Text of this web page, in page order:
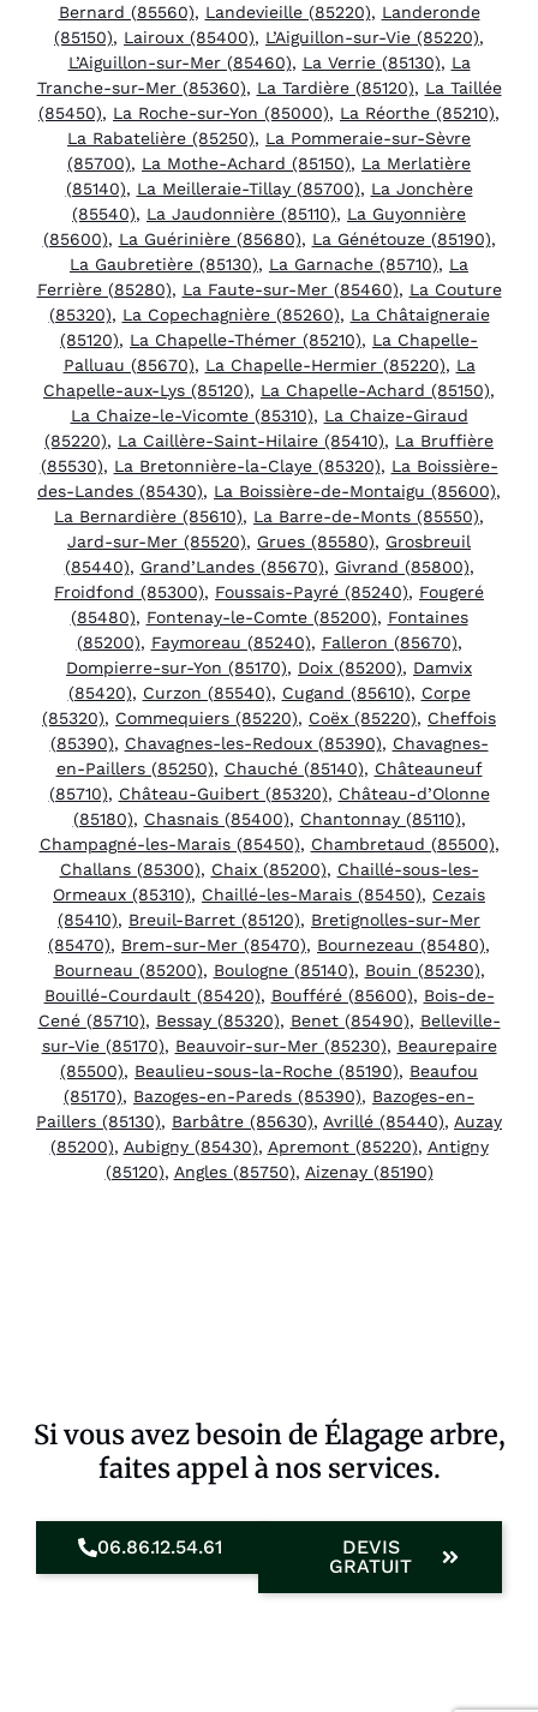
Bernard (85560), Landevieille (85220), Landeronde
(85150), Lairoux (85400), L’Aiguillon-sur-Vie (85220),
L’Aiguillon-sur-Mer (85460), La Verrie (85130), La
Tranche-sur-Mer (85360), La Tardière (85120), La Taillée
(85450), La Roche-sur-Yon (85000), La Réorthe (85210),
La Rabatelière (85250), La Pommeraie-sur-Sèvre
(85700), La Mothe-Achard (85150), La Merlatière
(85140), La Meilleraie-Tillay (85700), La Jonchère
(85540), La Jaudonnière (85110), La Guyonnière
(85600), La Guérinière (85680), La Génétouze (85190),
La Gaubretière (85130), La Garnache (85710), La
Ferrière (85280), La Faute-sur-Mer (85460), La Couture
(85320), La Copechagnière (85260), La Châtaigneraie
(85120), La Chapelle-Thémer (85210), La Chapelle-
Palluau (85670), La Chapelle-Hermier (85220), La
Chapelle-aux-Lys (85120), La Chapelle-Achard (85150),
La Chaize-le-Vicomte (85310), La Chaize-Giraud
(85220), La Caillère-Saint-Hilaire (85410), La Bruffière
(85530), La Bretonnière-la-Claye (85320), La Boissière-
des-Landes (85430), La Boissière-de-Montaigu (85600),
La Bernardière (85610), La Barre-de-Monts (85550),
Jard-sur-Mer (85520), Grues (85580), Grosbreuil
(85440), Grand’Landes (85670), Givrand (85800),
Froidfond (85300), Foussais-Payré (85240), Fougeré
(85480), Fontenay-le-Comte (85200), Fontaines
(85200), Faymoreau (85240), Falleron (85670),
Dompierre-sur-Yon (85170), Doix (85200), Damvix
(85420), Curzon (85540), Cugand (85610), Corpe
(85320), Commequiers (85220), Coëx (85220), Cheffois
(85390), Chavagnes-les-Redoux (85390), Chavagnes-
en-Paillers (85250), Chauché (85140), Châteauneuf
(85710), Château-Guibert (85320), Château-d’Olonne
(85180), Chasnais (85400), Chantonnay (85110),
Champagné-les-Marais (85450), Chambretaud (85500),
Challans (85300), Chaix (85200), Chaillé-sous-les-
Ormeaux (85310), Chaillé-les-Marais (85450), Cezais
(85410), Breuil-Barret (85120), Bretignolles-sur-Mer
(85470), Brem-sur-Mer (85470), Bournezeau (85480),
Bourneau (85200), Boulogne (85140), Bouin (85230),
Bouillé-Courdault (85420), Boufféré (85600), Bois-de-
Cené (85710), Bessay (85320), Benet (85490), Belleville-
sur-Vie (85170), Beauvoir-sur-Mer (85230), Beaurepaire
(85500), Beaulieu-sous-la-Roche (85190), Beaufou
(85170), Bazoges-en-Pareds (85390), Bazoges-en-
Paillers (85130), Barbâtre (85630), Avrillé (85440), Auzay
(85200), Aubigny (85430), Apremont (85220), Antigny
(85120), Angles (85750), Aizenay (85190)
Si vous avez besoin de Élagage arbre,
faites appel à nos services.
06.86.12.54.61
DEVIS
GRATUIT